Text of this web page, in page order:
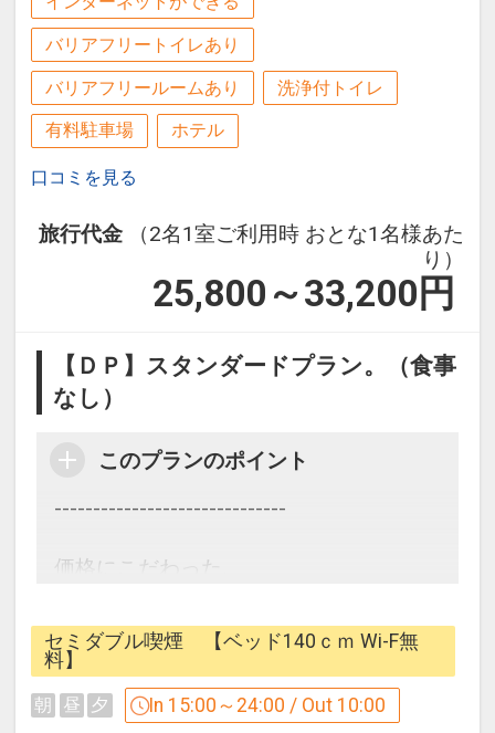
バリアフリートイレあり
バリアフリールームあり 洗浄付トイレ
有料駐車場 ホテル
口コミを見る
旅行代金
（2名1室ご利用時 おとな1名様あた
り）
25,800～33,200 円
【ＤＰ】スタンダードプラン。（食事
なし）
このプランのポイント
------------------------------
価格にこだわった、
------------------------------
◇広島東急REIホテルはここがオスス
セミダブル喫煙 【ベッド140ｃｍ Wi-F無
料】
朝 昼 夕 In 15:00～24:00 / Out 10:00